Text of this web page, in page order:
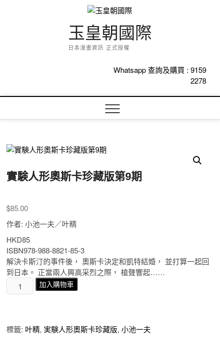
玉皇朝國際
日本漫畫資訊 正式授權
Whatsapp 查詢及購買 : 9159
2278
實験人形奧斯卡珍藏版第9期
$85.00
作者: 小池一夫／叶精
HKD85
ISBN978-988-8821-85-3
解決卡斯汀的事件後， 奧斯卡決定和凱特結婚， 並打算一起回
到日本。 正當兩人興高采烈之際， 槍聲響起……
験
奧
斯
加入購物車
標籤: 叶精, 実験人形奧斯卡珍藏版,小池一夫